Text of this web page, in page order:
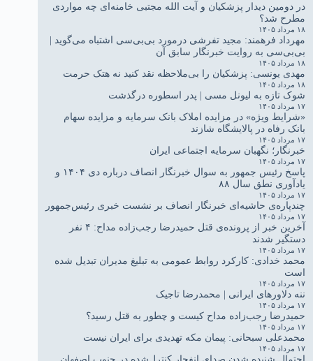
در دومین دیدار پزشکیان و آیت الله مجتبی خامنه‌ای چه مواردی
مطرح شد؟
۱۸ مرداد ۱۴۰۵
مهرداد فرهمند: مجید تفرشی درمورد بی‌بی‌سی اشتباه می‌گوید |
بی‌بی‌سی به روایت خبرنگار سابق آن
۱۸ مرداد ۱۴۰۵
مهدی یونسی: پزشکیان را بی‌ملاحظه نقد کنید نه هتک حرمت
۱۸ مرداد ۱۴۰۵
شوک تازه به لیونل مسی | پدر اسطوره درگذشت
۱۷ مرداد ۱۴۰۵
«شرایط ویژه» در مزایده املاک بانک سرمایه و مزایده سهام
بانک رفاه در پالایشگاه شازند
۱۷ مرداد ۱۴۰۵
خبرنگار؛ نگهبان سرمایه اجتماعی ایران
۱۷ مرداد ۱۴۰۵
پاسخ رئیس جمهور به سوال خبرنگار انصاف درباره دی ۱۴۰۴ و
یادآوری نطق سال ۸۸
۱۷ مرداد ۱۴۰۵
چندپاره‌ی حاشیه‌ای خبرنگار انصاف بر نشست خبری رئیس‌جمهور
۱۷ مرداد ۱۴۰۵
آخرین خبر از پرونده‌ی قتل حمیدرضا رجب‌زاده مداح: ۴ نفر
دستگیر شدند
۱۷ مرداد ۱۴۰۵
محمد خدادی: کارکرد روابط عمومی به تبلیغ مدیران تبدیل شده
است
۱۷ مرداد ۱۴۰۵
ننه دلاورهای ایرانی | محمدرضا تاجیک
۱۷ مرداد ۱۴۰۵
حمیدرضا رجب‌زاده مداح کیست و چطور به قتل رسید؟
۱۷ مرداد ۱۴۰۵
محمدعلی سبحانی: پیمان مکه تهدیدی برای ایران نیست
۱۷ مرداد ۱۴۰۵